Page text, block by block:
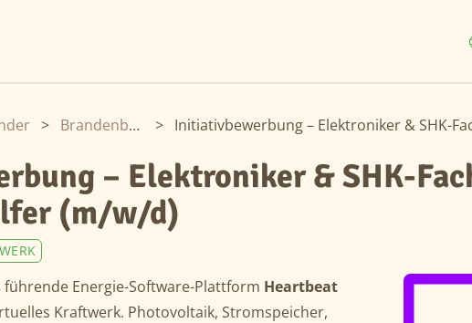
> Brandenburg >
– Elektroniker & SHK-
(m/w/d)
führende Energie-Software-Plattform Heartbeat
Kraftwerk. Photovoltaik, Stromspeicher,